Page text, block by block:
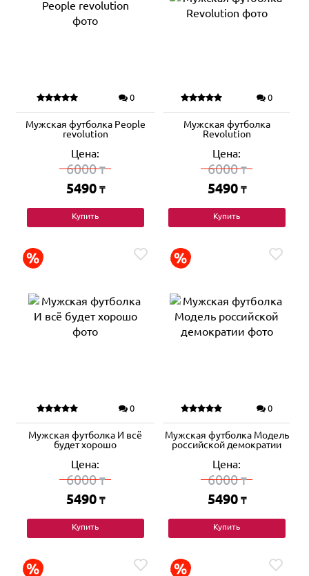
0
Мужская футболка People
revolution
Цена:
6000₸
5490 ₸
Купить
0
Мужская футболка
Revolution
Цена:
6000₸
5490 ₸
Купить
0
Мужская футболка И всё
будет хорошо
Цена:
6000₸
5490 ₸
Купить
0
Мужская футболка Модель
российской демократии
Цена:
6000₸
5490 ₸
Купить